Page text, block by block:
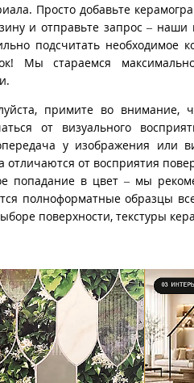
Просто добавьте
и отправьте запрос –
подсчитать необходимое
Мы стараемся
примите во внимание,
от визуального
у изображения или
отличаются от восприятия
попадание в цвет – мы
полноформатные образцы
поверхности, текстуры